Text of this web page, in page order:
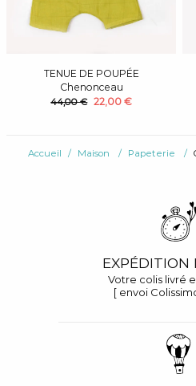
TENUE DE POUPÉE
Chenonceau
44,00 € 22,00 €
Accueil Maison Papeterie
EXPÉDITION
Votre colis livré
[ envoi